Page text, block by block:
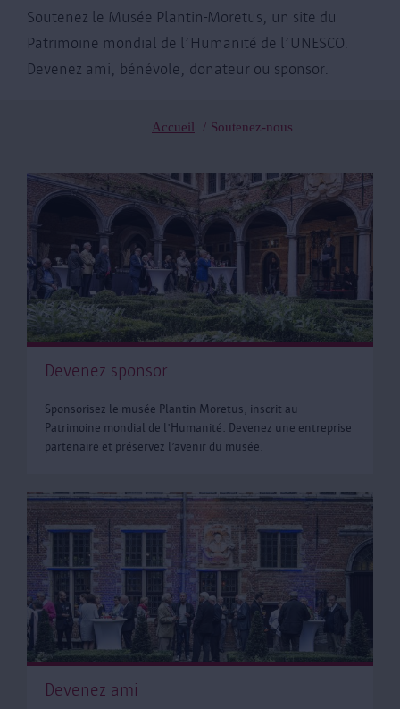
Soutenez le Musée Plantin-Moretus, un site du
Patrimoine mondial de l’Humanité de l’UNESCO.
Devenez ami, bénévole, donateur ou sponsor.
Accueil Soutenez-nous
Devenez sponsor
Sponsorisez le musée Plantin-Moretus, inscrit au
Patrimoine mondial de l’Humanité. Devenez une entreprise
partenaire et préservez l’avenir du musée.
Devenez ami